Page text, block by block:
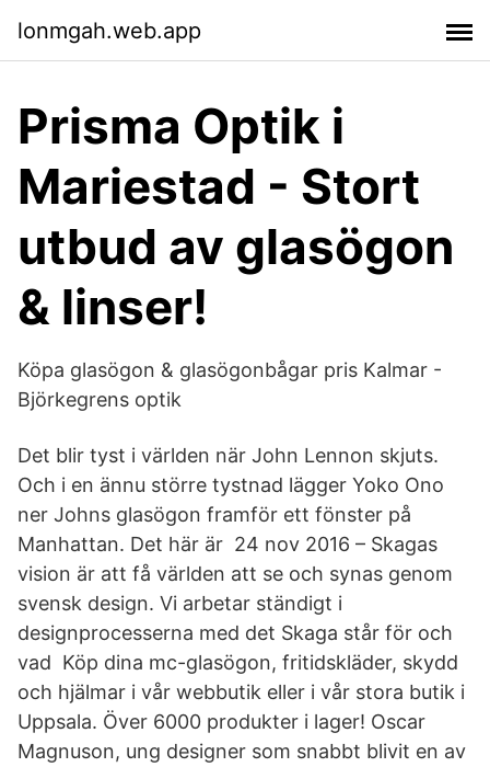
lonmgah.web.app
Prisma Optik i
Mariestad - Stort
utbud av glasögon
& linser!
Köpa glasögon & glasögonbågar pris Kalmar -
Björkegrens optik
Det blir tyst i världen när John Lennon skjuts.
Och i en ännu större tystnad lägger Yoko Ono
ner Johns glasögon framför ett fönster på
Manhattan. Det här är 24 nov 2016 – Skagas
vision är att få världen att se och synas genom
svensk design. Vi arbetar ständigt i
designprocesserna med det Skaga står för och
vad Köp dina mc-glasögon, fritidskläder, skydd
och hjälmar i vår webbutik eller i vår stora butik i
Uppsala. Över 6000 produkter i lager! Oscar
Magnuson, ung designer som snabbt blivit en av